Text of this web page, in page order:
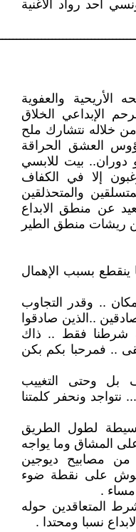
أحد رواد الأغنية
والعفوية
الإبداعي الخلاق
خلاله نتشارك ملح
كؤوس العشق الحراقة
دوران.. بيت للابسي
إلا في الكفاف
والمتحذلقين
عن منطق الابداع
ريشات منطق الطير
ينقطع بسبب الإهمال
.. وقدر التجاوب
..الذين صادقوا
شرطنا فقط .. ذاك
.. فمرحبا بكم بكن
بل وحتى التغييب
ونحفر كلمتنا
لطول الطريق
المشاق وما يواجه
مصابيح ديوجين
على نقطة ضوء
مساء .
المتعاقدين حوله
نسبا ومحتدا .